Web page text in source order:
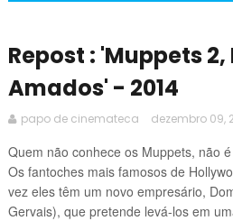
Repost : 'Muppets
Amados' - 2014
papo de cinemateca dezembro 09,
Quem não conhece os Muppets, não
Os fantoches mais famosos de
vez eles têm um novo empresário,
Gervais), que pretende levá-los em